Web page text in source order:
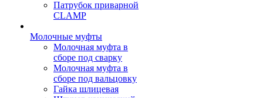
Патрубок приварной
CLAMP
Молочные муфты
Молочная муфта в
сборе под сварку
Молочная муфта в
сборе под вальцовку
Гайка шлицевая